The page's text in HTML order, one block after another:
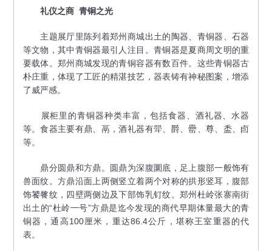
礼仪之商 青铜之光
主题展厅里陈列着郑州商城出土的陶器、青铜器、石器
等文物，其中青铜器最引人注目。青铜器是夏商周文明的重
要载体。郑州商城发现的青铜容器有数百件。这些青铜器古
朴庄重，体现了工匠的精湛技艺，器表铸有神秘图案，增添
了威严感。
展柜里的青铜器种类丰富，包括食器、酒礼器、水器
等。食器主要有鼎、鬲，酒礼器有斝、爵、罍、尊、盉、卣
等。
鼎分圆鼎和方鼎。圆鼎为深腹圜底，足上腹部一般饰有
兽面纹。方鼎沿面上两侧竖立着两个对称的拱形竖耳，腹部
饰饕餮纹，四壁两侧边及下部饰乳钉纹。郑州杜岭张寨南街
出土的“杜岭一号”方鼎是迄今发现的商代早期体量最大的青
铜器，通高100厘米，重达86.4公斤，堪称王室重器的代
表。